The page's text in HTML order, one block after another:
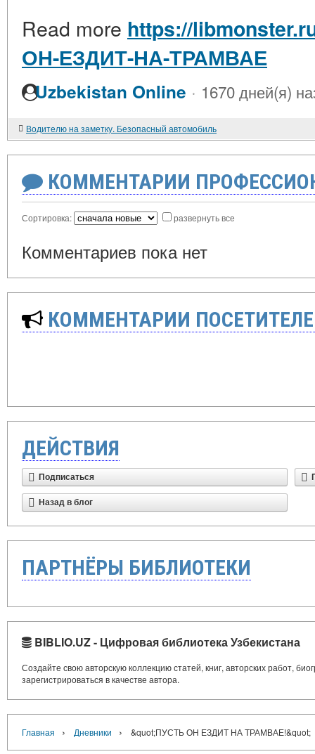
Read more https://
ОН-ЕЗДИТ-НА-ТРАМВАЕ
Uzbekistan Online · 1670 дней(я)
Водителю на заметку. Безопасный автомобиль
КОММЕНТАРИИ
Сортировка: развернуть все
Комментариев пока нет
КОММЕНТАРИИ
ДЕЙСТВИЯ
Подписаться
Назад в блог
ПАРТНЁРЫ БИБЛИОТЕКИ
BIBLIO.UZ - Цифровая библиотека Узбекистана
Создайте свою авторскую коллекцию статей, книг, авторских работ,
зарегистрироваться в качестве автора.
Главная › Дневники › &quot;ПУСТЬ ОН ЕЗДИТ НА ТРАМВАЕ!&quot;